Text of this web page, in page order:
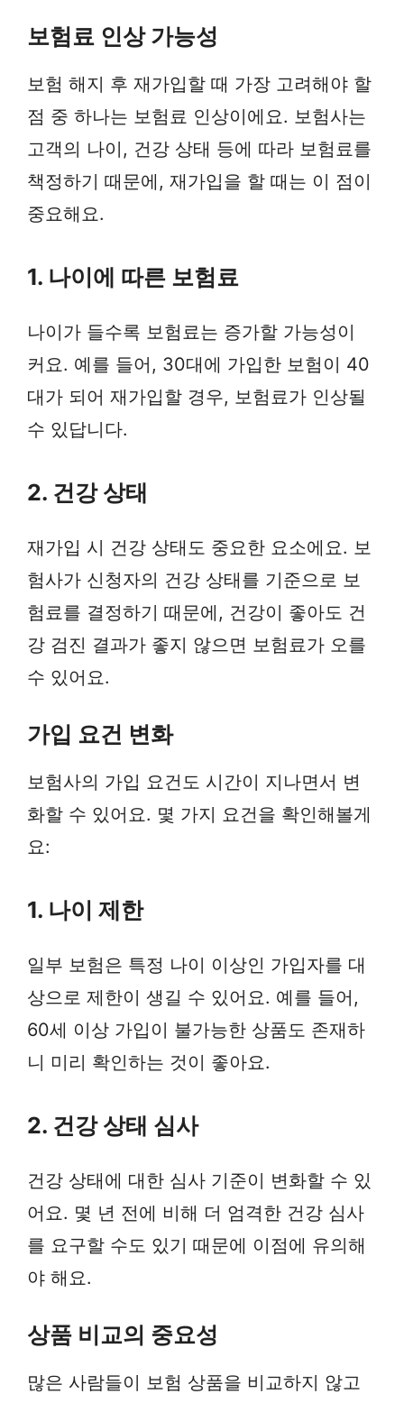
보험료 인상 가능성
보험 해지 후 재가입할 때 가장 고려해야 할
점 중 하나는 보험료 인상이에요. 보험사는
고객의 나이, 건강 상태 등에 따라 보험료를
책정하기 때문에, 재가입을 할 때는 이 점이
중요해요.
1. 나이에 따른 보험료
나이가 들수록 보험료는 증가할 가능성이
커요. 예를 들어, 30대에 가입한 보험이 40
대가 되어 재가입할 경우, 보험료가 인상될
수 있답니다.
2. 건강 상태
재가입 시 건강 상태도 중요한 요소에요. 보
험사가 신청자의 건강 상태를 기준으로 보
험료를 결정하기 때문에, 건강이 좋아도 건
강 검진 결과가 좋지 않으면 보험료가 오를
수 있어요.
가입 요건 변화
보험사의 가입 요건도 시간이 지나면서 변
화할 수 있어요. 몇 가지 요건을 확인해볼게
요:
1. 나이 제한
일부 보험은 특정 나이 이상인 가입자를 대
상으로 제한이 생길 수 있어요. 예를 들어,
60세 이상 가입이 불가능한 상품도 존재하
니 미리 확인하는 것이 좋아요.
2. 건강 상태 심사
건강 상태에 대한 심사 기준이 변화할 수 있
어요. 몇 년 전에 비해 더 엄격한 건강 심사
를 요구할 수도 있기 때문에 이점에 유의해
야 해요.
상품 비교의 중요성
많은 사람들이 보험 상품을 비교하지 않고